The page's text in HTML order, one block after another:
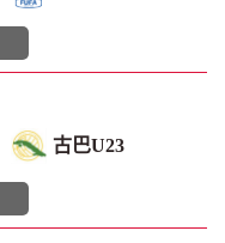
古巴U23